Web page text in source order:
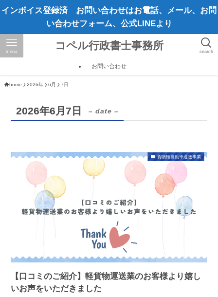
インボイス登録済 お問い合わせはお電話、メール、お問
い合わせフォーム、公式LINEより
コペル行政書士事務所 search
menu
お問い合わせ
home 2026年 6月 7日
2026年6月7日 – date –
貨物軽自動車運送事業
【口コミのご紹介】軽貨物運送業のお客様より嬉し
いお声をいただきました